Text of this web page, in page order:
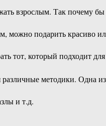
взрослым. Так почему
можно подарить красиво
тот, который подходит для
методики. Одна
и т.д.